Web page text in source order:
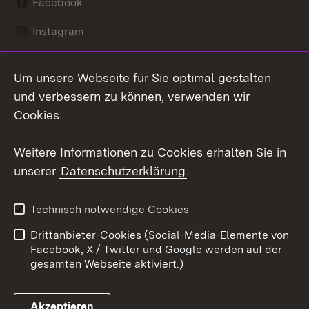
Instagram
Mastodon
Youtube
Kontakt
Datenschutz
Barrierefreiheit
Impressum Cookies
Um unsere Webseite für Sie optimal gestalten
und verbessern zu können, verwenden wir
Cookies.
Weitere Informationen zu Cookies erhalten Sie in
unserer Datenschutzerklärung.
Technisch notwendige Cookies
Drittanbieter-Cookies (Social-Media-Elemente von
Facebook, X / Twitter und Google werden auf der
gesamten Webseite aktiviert.)